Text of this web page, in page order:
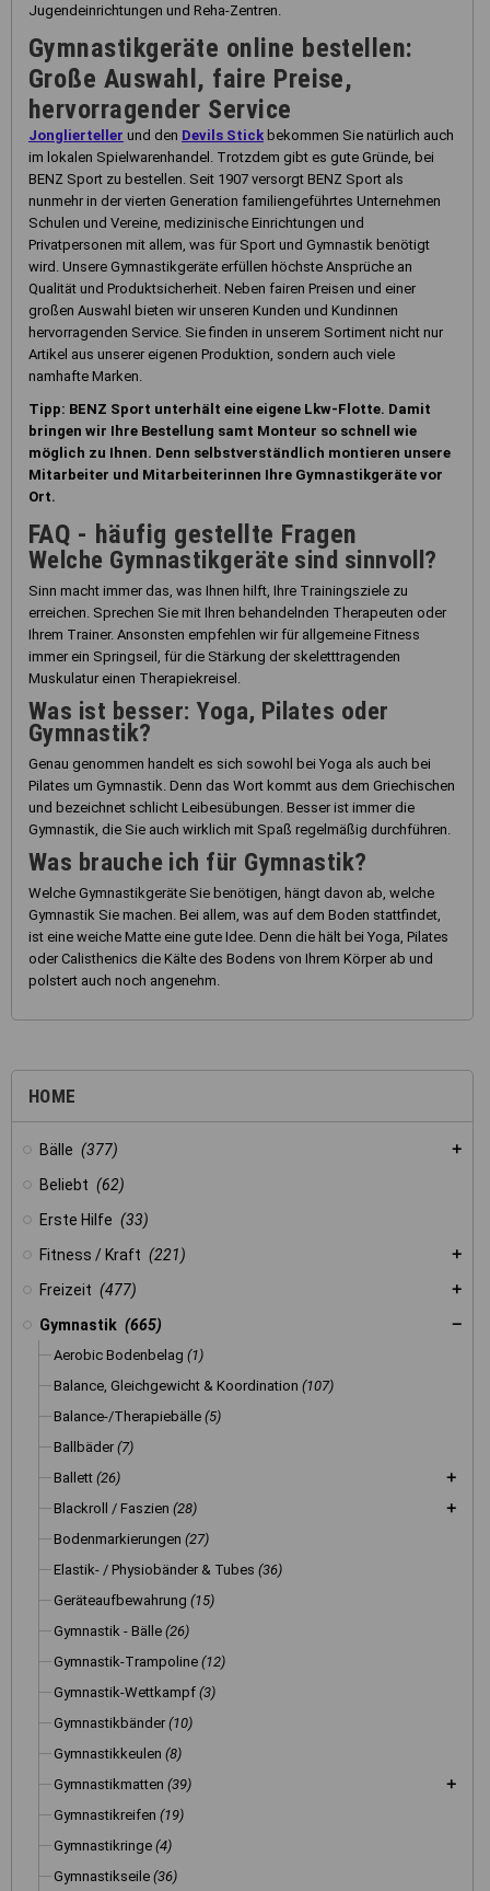
HOME
Bälle (377)
Beliebt (62)
Erste Hilfe (33)
Fitness / Kraft (221)
Freizeit (477)
Gymnastik (665)
Aerobic Bodenbelag (1)
Balance, Gleichgewicht & Koordination (107)
Balance-/Therapiebälle (5)
Ballbäder (7)
Ballett (26)
Blackroll / Faszien (28)
Bodenmarkierungen (27)
Elastik- / Physiobänder & Tubes (36)
Geräteaufbewahrung (15)
Gymnastik - Bälle (26)
Gymnastik-Trampoline (12)
Gymnastik-Wettkampf (3)
Gymnastikbänder (10)
Gymnastikkeulen (8)
Gymnastikmatten (39)
Gymnastikreifen (19)
Gymnastikringe (4)
Gymnastikseile (36)
Jugendeinrichtungen und Reha-Zentren.
Gymnastikgeräte online bestellen:
Große Auswahl, faire Preise,
hervorragender Service
Jonglierteller und den Devils Stick bekommen Sie natürlich auch
im lokalen Spielwarenhandel. Trotzdem gibt es gute Gründe, bei
BENZ Sport zu bestellen. Seit 1907 versorgt BENZ Sport als
nunmehr in der vierten Generation familiengeführtes Unternehmen
Schulen und Vereine, medizinische Einrichtungen und
Privatpersonen mit allem, was für Sport und Gymnastik benötigt
wird. Unsere Gymnastikgeräte erfüllen höchste Ansprüche an
Qualität und Produktsicherheit. Neben fairen Preisen und einer
großen Auswahl bieten wir unseren Kunden und Kundinnen
hervorragenden Service. Sie finden in unserem Sortiment nicht nur
Artikel aus unserer eigenen Produktion, sondern auch viele
namhafte Marken.
Tipp: BENZ Sport unterhält eine eigene Lkw-Flotte. Damit
bringen wir Ihre Bestellung samt Monteur so schnell wie
möglich zu Ihnen. Denn selbstverständlich montieren unsere
Mitarbeiter und Mitarbeiterinnen Ihre Gymnastikgeräte vor
Ort.
FAQ - häufig gestellte Fragen
Welche Gymnastikgeräte sind sinnvoll?
Sinn macht immer das, was Ihnen hilft, Ihre Trainingsziele zu
erreichen. Sprechen Sie mit Ihren behandelnden Therapeuten oder
Ihrem Trainer. Ansonsten empfehlen wir für allgemeine Fitness
immer ein Springseil, für die Stärkung der skeletttragenden
Muskulatur einen Therapiekreisel.
Was ist besser: Yoga, Pilates oder
Gymnastik?
Genau genommen handelt es sich sowohl bei Yoga als auch bei
Pilates um Gymnastik. Denn das Wort kommt aus dem Griechischen
und bezeichnet schlicht Leibesübungen. Besser ist immer die
Gymnastik, die Sie auch wirklich mit Spaß regelmäßig durchführen.
Was brauche ich für Gymnastik?
Welche Gymnastikgeräte Sie benötigen, hängt davon ab, welche
Gymnastik Sie machen. Bei allem, was auf dem Boden stattfindet,
ist eine weiche Matte eine gute Idee. Denn die hält bei Yoga, Pilates
oder Calisthenics die Kälte des Bodens von Ihrem Körper ab und
polstert auch noch angenehm.